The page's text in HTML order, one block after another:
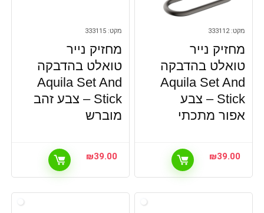
מקט: 333112
מחזיק נייר
טואלט בהדבקה
Aquila Set And
Stick – צבע
אפור מתכתי
₪39.00
מקט: 333115
מחזיק נייר
טואלט בהדבקה
Aquila Set And
Stick – צבע זהב
מוברש
₪39.00